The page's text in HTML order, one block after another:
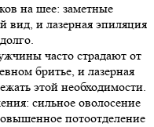
на шее: заметные
вид, и лазерная эпиляция
часто страдают от
бритье, и лазерная
этой необходимости.
сильное оволосение
потоотделение